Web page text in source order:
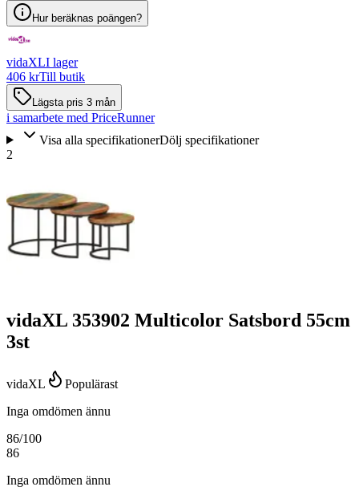
Hur beräknas poängen?
vidaXLI lager
406 krTill butik
Lägsta pris 3 mån
i samarbete med PriceRunner
Visa alla specifikationerDölj specifikationer
2
vidaXL 353902 Multicolor Satsbord 55cm
3st
vidaXL
Populärast
Inga omdömen ännu
86/100
86
Inga omdömen ännu